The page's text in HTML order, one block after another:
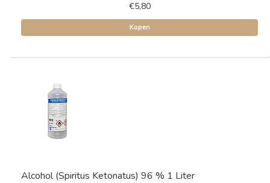
€5,80
Kopen
Alcohol (Spiritus Ketonatus) 96 % 1 Liter